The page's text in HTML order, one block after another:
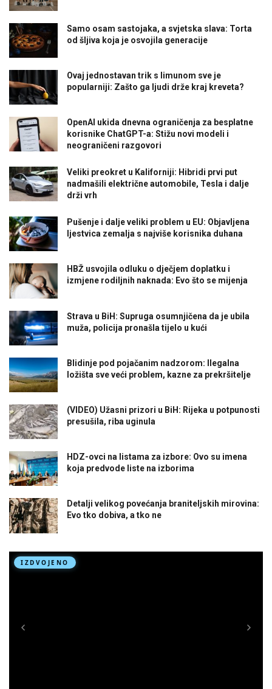
Samo osam sastojaka, a svjetska slava: Torta
od šljiva koja je osvojila generacije
Ovaj jednostavan trik s limunom sve je
popularniji: Zašto ga ljudi drže kraj kreveta?
OpenAI ukida dnevna ograničenja za besplatne
korisnike ChatGPT-a: Stižu novi modeli i
neograničeni razgovori
Veliki preokret u Kaliforniji: Hibridi prvi put
nadmašili električne automobile, Tesla i dalje
drži vrh
Pušenje i dalje veliki problem u EU: Objavljena
ljestvica zemalja s najviše korisnika duhana
HBŽ usvojila odluku o dječjem doplatku i
izmjene rodiljnih naknada: Evo što se mijenja
Strava u BiH: Supruga osumnjičena da je ubila
muža, policija pronašla tijelo u kući
Blidinje pod pojačanim nadzorom: Ilegalna
ložišta sve veći problem, kazne za prekršitelje
(VIDEO) Užasni prizori u BiH: Rijeka u potpunosti
presušila, riba uginula
HDZ-ovci na listama za izbore: Ovo su imena
koja predvode liste na izborima
Detalji velikog povećanja braniteljskih mirovina:
Evo tko dobiva, a tko ne